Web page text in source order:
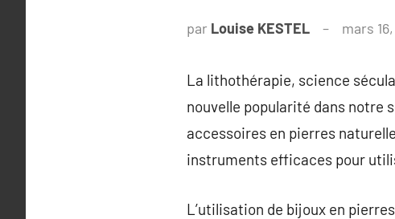
par Louise KESTEL mars
La lithothérapie, science
nouvelle popularité dans
accessoires en pierres
instruments efficaces pour
L’utilisation de bijoux en